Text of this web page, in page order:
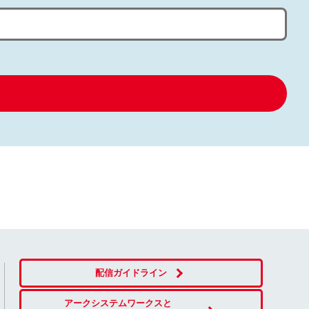
配信ガイドライン
アークシステムワークスと